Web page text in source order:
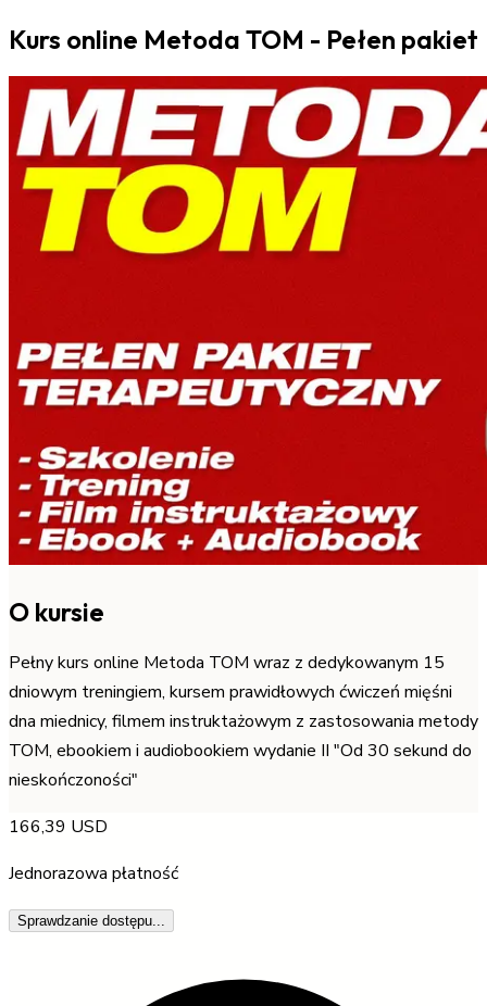
Kurs online Metoda TOM - Pełen pakiet
O kursie
Pełny kurs online Metoda TOM wraz z dedykowanym 15
dniowym treningiem, kursem prawidłowych ćwiczeń mięśni
dna miednicy, filmem instruktażowym z zastosowania metody
TOM, ebookiem i audiobookiem wydanie II "Od 30 sekund do
nieskończoności"
166,39 USD
Jednorazowa płatność
Sprawdzanie dostępu...